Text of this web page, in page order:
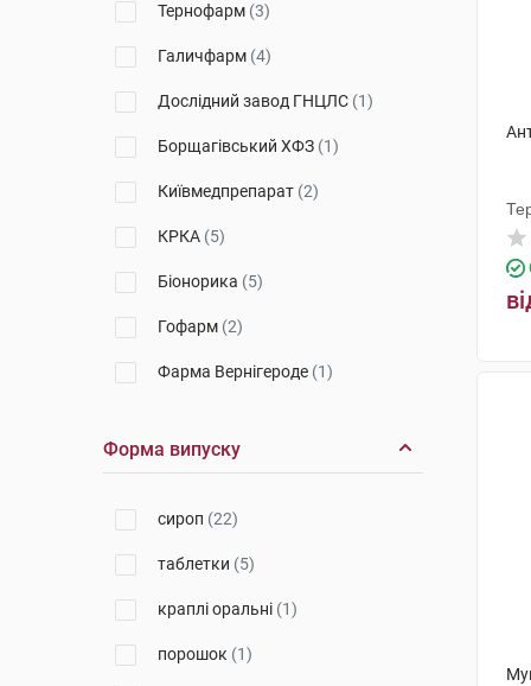
Тернофарм (3)
Галичфарм (4)
Дослідний завод ГНЦЛС (1)
Борщагівський ХФЗ (1)
Київмедпрепарат (2)
КРКА (5)
Біонорика (5)
Гофарм (2)
Фарма Вернігероде (1)
Сантья Ельжбета
Продактс(1)
Форма випуску
сироп (22)
таблетки (5)
краплі оральні (1)
порошок (1)